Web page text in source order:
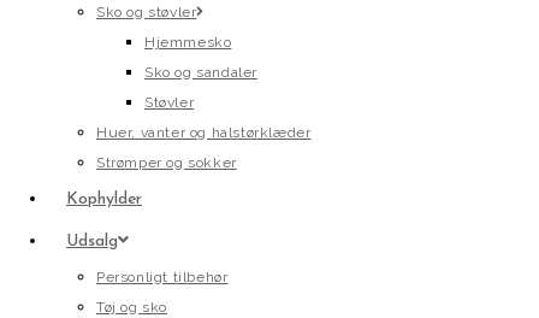
Sko og støvler
Hjemmesko
Sko og sandaler
Støvler
Huer, vanter og halstørklæder
Strømper og sokker
Kophylder
Udsalg
Personligt tilbehør
Tøj og sko